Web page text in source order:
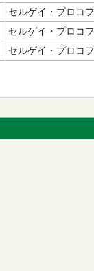
セルゲイ・プロコ
セルゲイ・プロコ
セルゲイ・プロコ